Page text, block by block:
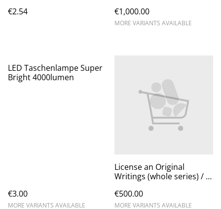
€2.54
€1,000.00
MORE VARIANTS AVAILABLE
LED Taschenlampe Super
Bright 4000lumen
€3.00
MORE VARIANTS AVAILABLE
License an Original
Writings (whole series) / 1
€500.00
MORE VARIANTS AVAILABLE